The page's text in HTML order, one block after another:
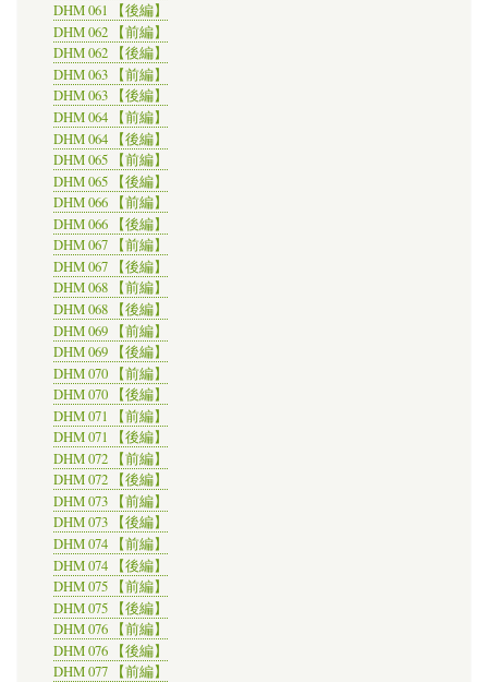
DHM 061 【後編】
DHM 062 【前編】
DHM 062 【後編】
DHM 063 【前編】
DHM 063 【後編】
DHM 064 【前編】
DHM 064 【後編】
DHM 065 【前編】
DHM 065 【後編】
DHM 066 【前編】
DHM 066 【後編】
DHM 067 【前編】
DHM 067 【後編】
DHM 068 【前編】
DHM 068 【後編】
DHM 069 【前編】
DHM 069 【後編】
DHM 070 【前編】
DHM 070 【後編】
DHM 071 【前編】
DHM 071 【後編】
DHM 072 【前編】
DHM 072 【後編】
DHM 073 【前編】
DHM 073 【後編】
DHM 074 【前編】
DHM 074 【後編】
DHM 075 【前編】
DHM 075 【後編】
DHM 076 【前編】
DHM 076 【後編】
DHM 077 【前編】